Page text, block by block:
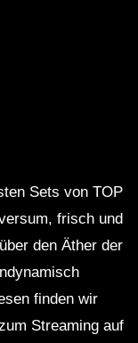
von Hotels
Fakten
Iwatake
und hat
größten
Sets von TOP
frisch und
den Äther der
finden wir
Streaming auf